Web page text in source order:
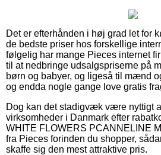
Det er efterhånden i høj grad let for
de bedste priser hos forskellige
følgelig har mange Pieces internet
til at nedbringe udsalgspriserne på
børn og babyer, og ligeså til mænd
og endda nogle gange love gratis
Dog kan det stadigvæk være nyttigt
virksomheder i Danmark efter
WHITE FLOWERS PCANNELINE
fra Pieces forinden du shopper,
skaffe sig den mest attraktive pris.